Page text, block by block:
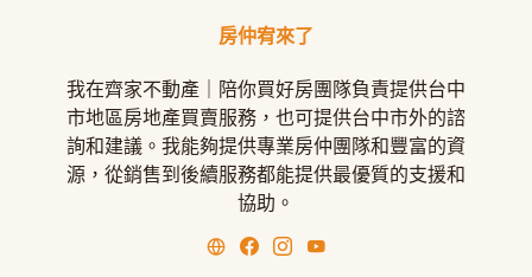
房仲宥來了
我在齊家不動產｜陪你買好房團隊負責提供台中
市地區房地產買賣服務，也可提供台中市外的諮
詢和建議。我能夠提供專業房仲團隊和豐富的資
源，從銷售到後續服務都能提供最優質的支援和
協助。